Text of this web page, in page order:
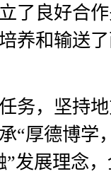
了良好合
养和输送
务，坚持
“厚德博学
发展理念